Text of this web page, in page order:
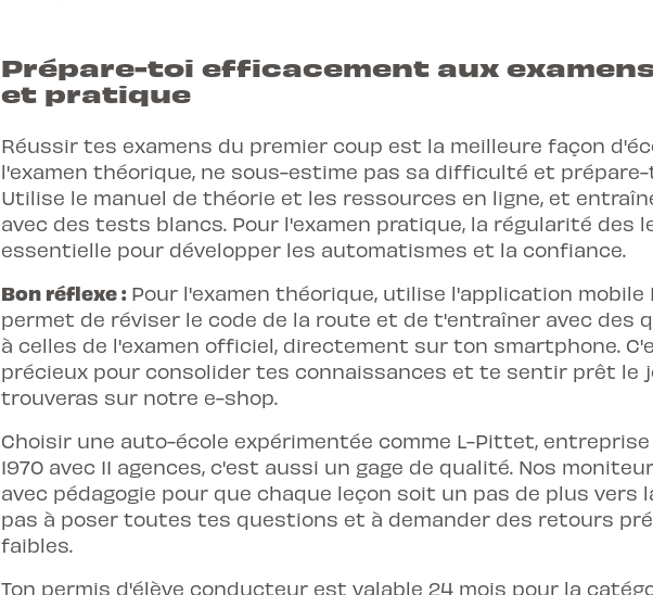
Prépare-toi efficacement aux
et pratique
Réussir tes examens du premier coup est la meilleure façon
l'examen théorique, ne sous-estime pas sa difficulté et
Utilise le manuel de théorie et les ressources en ligne, et
avec des tests blancs. Pour l'examen pratique, la régularité des
essentielle pour développer les automatismes et la confiance.
Bon réflexe : Pour l'examen théorique, utilise l'application
permet de réviser le code de la route et de t'entraîner avec des
à celles de l'examen officiel, directement sur ton smartphone.
précieux pour consolider tes connaissances et te sentir prêt le
trouveras sur notre e-shop.
Choisir une auto-école expérimentée comme L-Pittet,
1970 avec 11 agences, c'est aussi un gage de qualité. Nos
avec pédagogie pour que chaque leçon soit un pas de plus vers
pas à poser toutes tes questions et à demander des retours
faibles.
Ton permis d'élève conducteur est valable 24 mois pour la